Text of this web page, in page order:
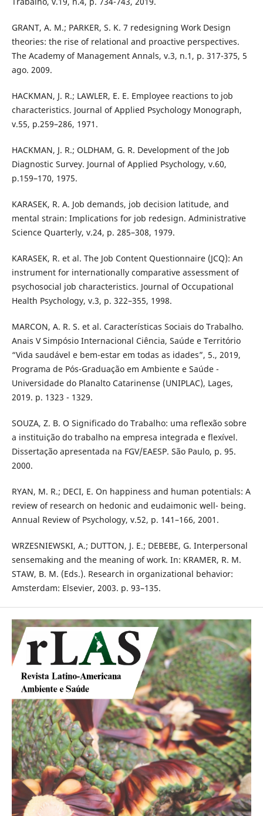
GRANT, A. M.; PARKER, S. K. 7 redesigning Work Design
theories: the rise of relational and proactive perspectives.
The Academy of Management Annals, v.3, n.1, p. 317-375, 5
ago. 2009.
HACKMAN, J. R.; LAWLER, E. E. Employee reactions to job
characteristics. Journal of Applied Psychology Monograph,
v.55, p.259–286, 1971.
HACKMAN, J. R.; OLDHAM, G. R. Development of the Job
Diagnostic Survey. Journal of Applied Psychology, v.60,
p.159–170, 1975.
KARASEK, R. A. Job demands, job decision latitude, and
mental strain: Implications for job redesign. Administrative
Science Quarterly, v.24, p. 285–308, 1979.
KARASEK, R. et al. The Job Content Questionnaire (JCQ): An
instrument for internationally comparative assessment of
psychosocial job characteristics. Journal of Occupational
Health Psychology, v.3, p. 322–355, 1998.
MARCON, A. R. S. et al. Características Sociais do Trabalho.
Anais V Simpósio Internacional Ciência, Saúde e Território
“Vida saudável e bem-estar em todas as idades”, 5., 2019,
Programa de Pós-Graduação em Ambiente e Saúde -
Universidade do Planalto Catarinense (UNIPLAC), Lages,
2019. p. 1323 - 1329.
SOUZA, Z. B. O Significado do Trabalho: uma reflexão sobre
a instituição do trabalho na empresa integrada e flexível.
Dissertação apresentada na FGV/EAESP. São Paulo, p. 95.
2000.
RYAN, M. R.; DECI, E. On happiness and human potentials: A
review of research on hedonic and eudaimonic well- being.
Annual Review of Psychology, v.52, p. 141–166, 2001.
WRZESNIEWSKI, A.; DUTTON, J. E.; DEBEBE, G. Interpersonal
sensemaking and the meaning of work. In: KRAMER, R. M.
STAW, B. M. (Eds.). Research in organizational behavior:
Amsterdam: Elsevier, 2003. p. 93–135.